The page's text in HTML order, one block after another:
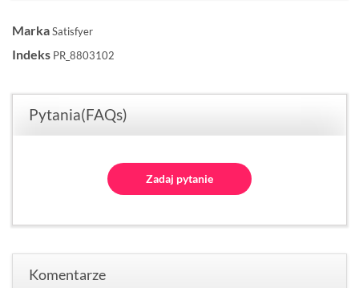
MarkaSatisfyer
Indeks PR_8803102
Pytania(FAQs)
Zadaj pytanie
Komentarze